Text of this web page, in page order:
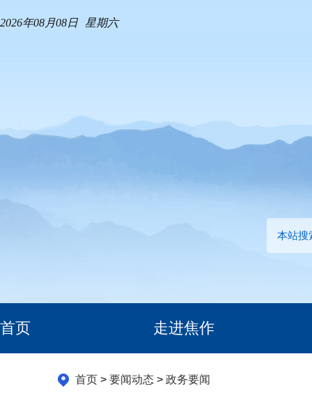
2026年08月08日 星期六
本站搜
首页 走进焦作
首页> 要闻动态> 政务要闻